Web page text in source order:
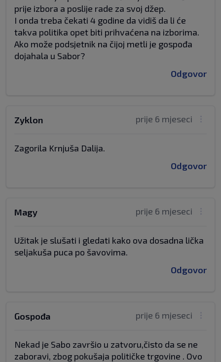
prije izbora a poslije rade za svoj džep.
I onda treba čekati 4 godine da vidiš da li će
takva politika opet biti prihvaćena na izborima.
Ako može podsjetnik na čijoj metli je gospođa
dojahala u Sabor?
Odgovor
prije 6 mjeseci
Zyklon
Zagorila Krnjuša Dalija.
Odgovor
prije 6 mjeseci
Magy
Užitak je slušati i gledati kako ova dosadna lička
seljakuša puca po šavovima.
Odgovor
prije 6 mjeseci
Gospođa
Nekad je Sabo završio u zatvoru,čisto da se ne
zaboravi, zbog pokušaja političke trgovine . Ovo